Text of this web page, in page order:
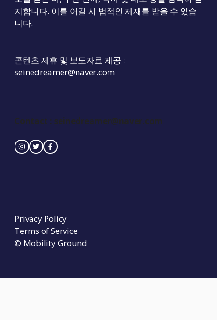
지합니다. 이를 어길 시 법적인 제재를 받을 수 있습
니다.
콘텐츠 제휴 및 보도자료 제공 :
seinedreamer@naver.com
Contact : seinedreamer@naver.com
© Mobility Ground
Privacy Policy
Terms of Service